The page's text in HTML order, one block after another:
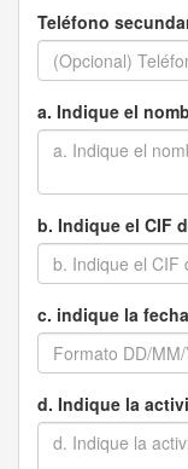
Teléfono
a. Indique el
b. Indique el CIF
c. indique la
d. Indique la